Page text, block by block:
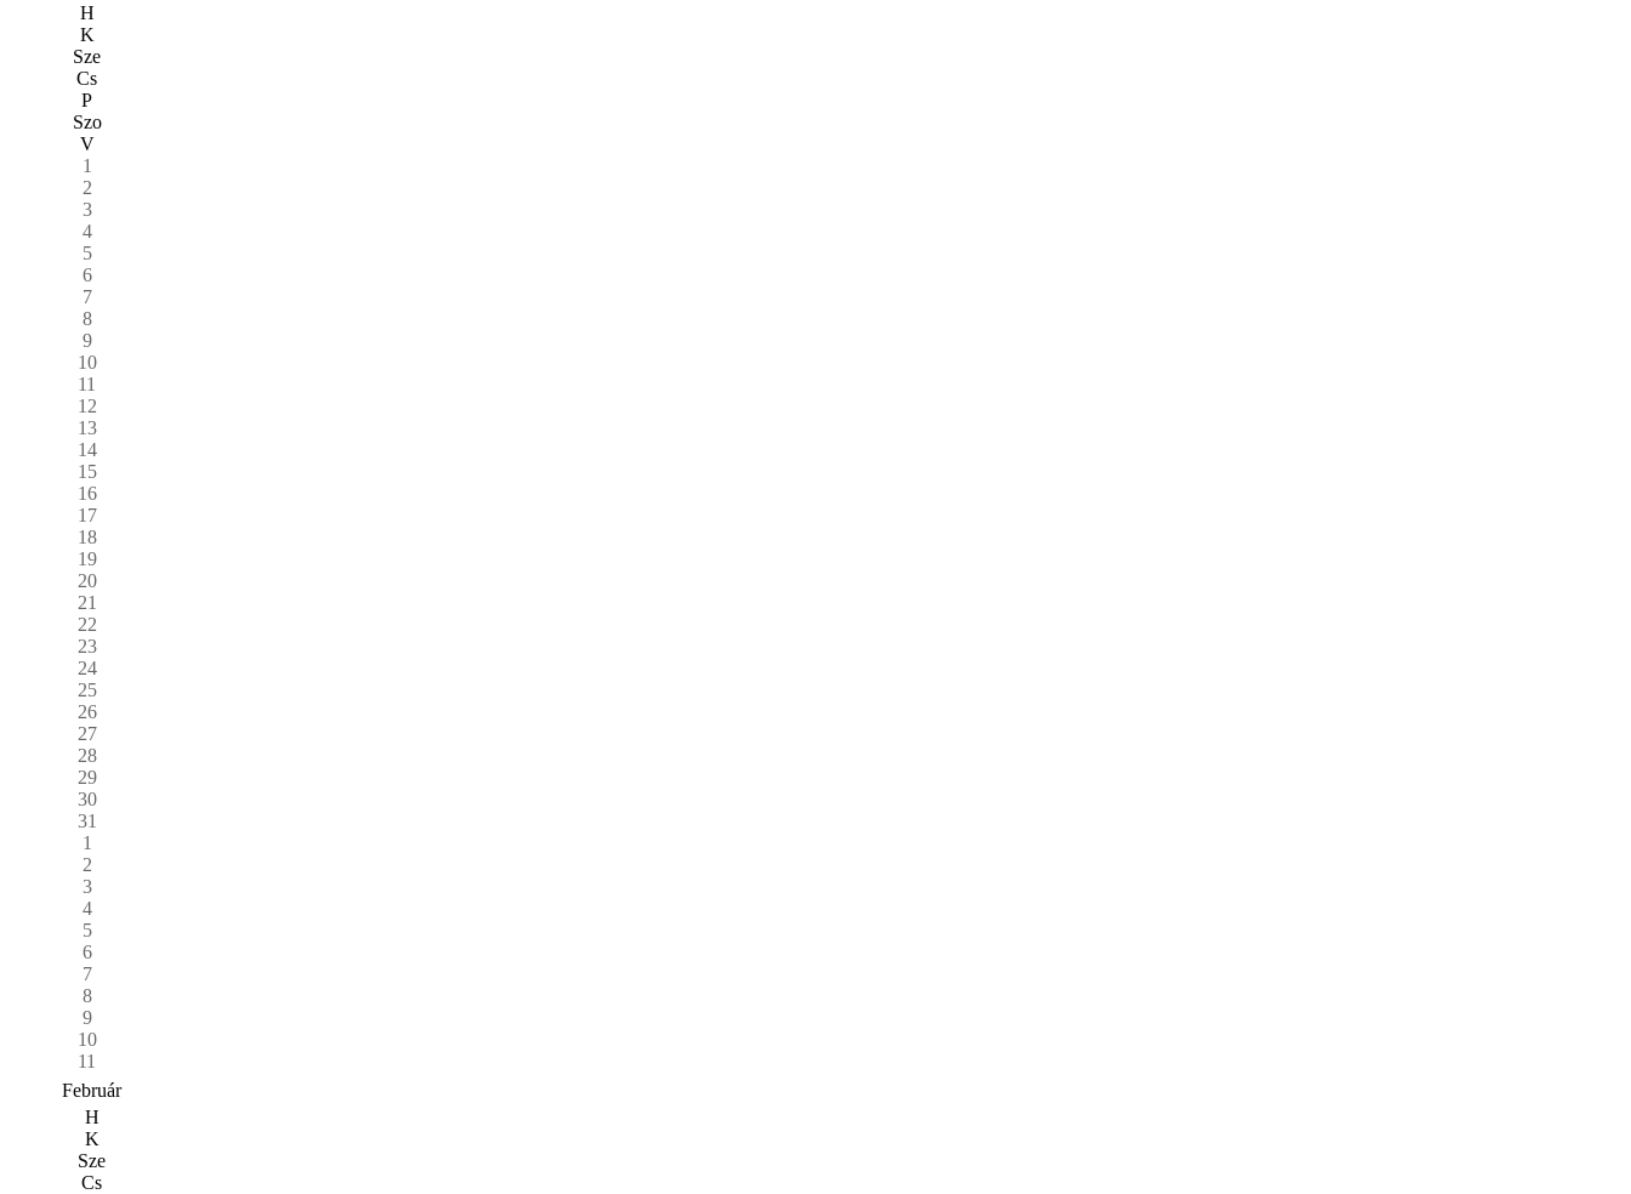
H
K
Sze
Cs
P
Szo
V
1
2
3
4
5
6
7
8
9
10
11
12
13
14
15
16
17
18
19
20
21
22
23
24
25
26
27
28
29
30
31
1
2
3
4
5
6
7
8
9
10
11
Február
H
K
Sze
Cs